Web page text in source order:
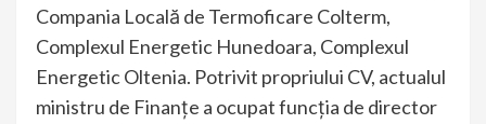
Compania Locală de Termoficare Colterm,
Complexul Energetic Hunedoara, Complexul
Energetic Oltenia. Potrivit propriului CV, actualul
ministru de Finanțe a ocupat funcția de director